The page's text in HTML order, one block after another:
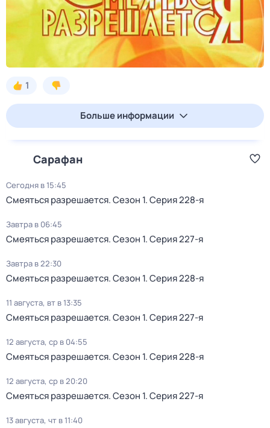
1
Больше информации
Сарафан
Сегодня в 15:45
Смеяться разрешается. Сезон 1. Серия 228-я
Завтра в 06:45
Смеяться разрешается. Сезон 1. Серия 227-я
Завтра в 22:30
Смеяться разрешается. Сезон 1. Серия 228-я
11 августа, вт в 13:35
Смеяться разрешается. Сезон 1. Серия 227-я
12 августа, ср в 04:55
Смеяться разрешается. Сезон 1. Серия 228-я
12 августа, ср в 20:20
Смеяться разрешается. Сезон 1. Серия 227-я
13 августа, чт в 11:40